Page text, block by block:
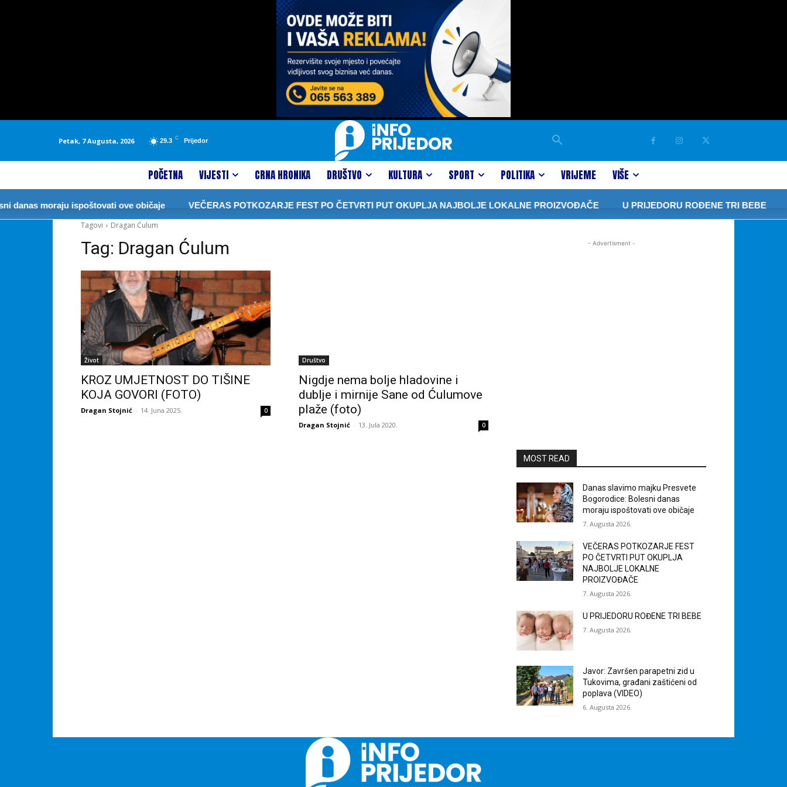
Petak, 7 Augusta, 2026 29.3 C Prijedor
POČETNA VIJESTI CRNA HRONIKA DRUŠTVO KULTURA SPORT POLITIKA VRIJEME VIŠE
moraju ispoštovati ove običaje VEČERAS POTKOZARJE FEST PO ČETVRTI PUT OKUPLJA NAJBOLJE LOKALNE PROIZVOĐAČE U PRIJEDORU ROĐENE TRI BEBE
Tagovi
Dragan Ćulum
Tag: Dragan Ćulum
Život
KROZ UMJETNOST DO TIŠINE
KOJA GOVORI (FOTO)
Dragan Stojnić - 14. Juna 2025. 0
Društvo
Nigdje nema bolje hladovine i
dublje i mirnije Sane od Ćulumove
plaže (foto)
Dragan Stojnić - 13. Jula 2020. 0
- Advertisment -
MOST READ
Danas slavimo majku Presvete
Bogorodice: Bolesni danas
moraju ispoštovati ove običaje
7. Augusta 2026.
VEČERAS POTKOZARJE FEST
PO ČETVRTI PUT OKUPLJA
NAJBOLJE LOKALNE
PROIZVOĐAČE
7. Augusta 2026.
U PRIJEDORU ROĐENE TRI BEBE
7. Augusta 2026.
Javor: Završen parapetni zid u
Tukovima, građani zaštićeni od
poplava (VIDEO)
6. Augusta 2026.